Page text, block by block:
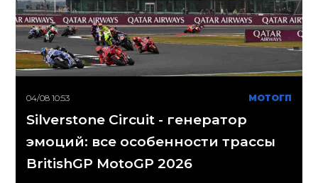
04/08 10:53 МОТОГП
Silverstone Circuit - генератор
эмоций: все особенности трассы
BritishGP MotoGP 2026